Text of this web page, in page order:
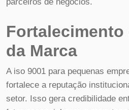
parceiros de negócios.
Fortalecimento
da Marca
A iso 9001 para pequenas
fortalece a reputação
setor. Isso gera credibilidade